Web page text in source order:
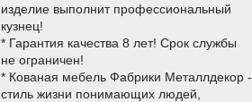
изделие выполнит профессиональный
кузнец!
* Гарантия качества 8 лет! Срок службы
не ограничен!
* Кованая мебель Фабрики Металлдекор -
стиль жизни понимающих людей,